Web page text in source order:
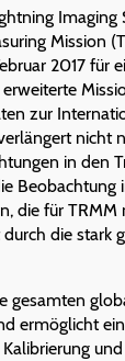
Imaging
Mission
2017 für
zur
nicht
in den
Beobachtung
die für
die stark
gesamten
ermöglicht